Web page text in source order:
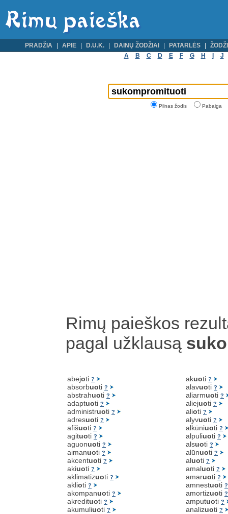
PRADŽIA APIE D.U.K. DAINŲ ŽODŽIAI PATARLĖS
A
B C D E F G H J
Pilnas žodis Pabaiga
Rimų paieškos
pagal užklausą
abejoti ?
absorbuoti ?
abstrahuoti ?
adaptuoti ?
administruoti ?
adresuoti ?
afišuoti ?
agituoti ?
aguonuoti ?
aimanuoti ?
akcentuoti ?
akiuoti ?
aklimatizuoti ?
aklioti ?
akompanuoti ?
akredituoti ?
akumuliuoti ?
akuoti ?
alavuoti ?
aliarmuoti ?
aliejuoti ?
alioti ?
alyvuoti ?
alkūniuoti ?
alpuliuoti ?
alsuoti ?
alūnuoti ?
aluoti ?
amaluoti ?
amaruoti ?
amnestuoti ?
amortizuoti ?
amputuoti ?
analizuoti ?